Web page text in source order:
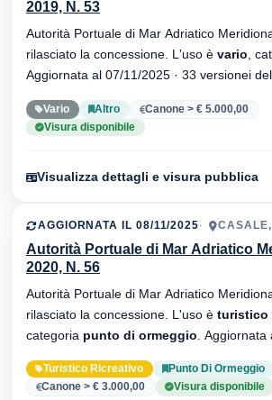
2019, N. 53
Autorità Portuale di Mar Adriatico
rilasciato la concessione. L'uso è vario ,
Aggiornata al 07/11/2025 · 33
Vario Altro
Canone > € 5.000,00
Visura disponibile
Visualizza dettagli e visura pubblica
AGGIORNATA IL 08/11/2025
Autorità Portuale di Mar Adriatico
2020, N. 56
Autorità Portuale di Mar Adriatico
rilasciato la concessione. L'uso è turistico
categoria punto di ormeggio
Turistico Ricreativo
Punto Di Ormeggio
Canone > € 3.000,00
Visura disponibile